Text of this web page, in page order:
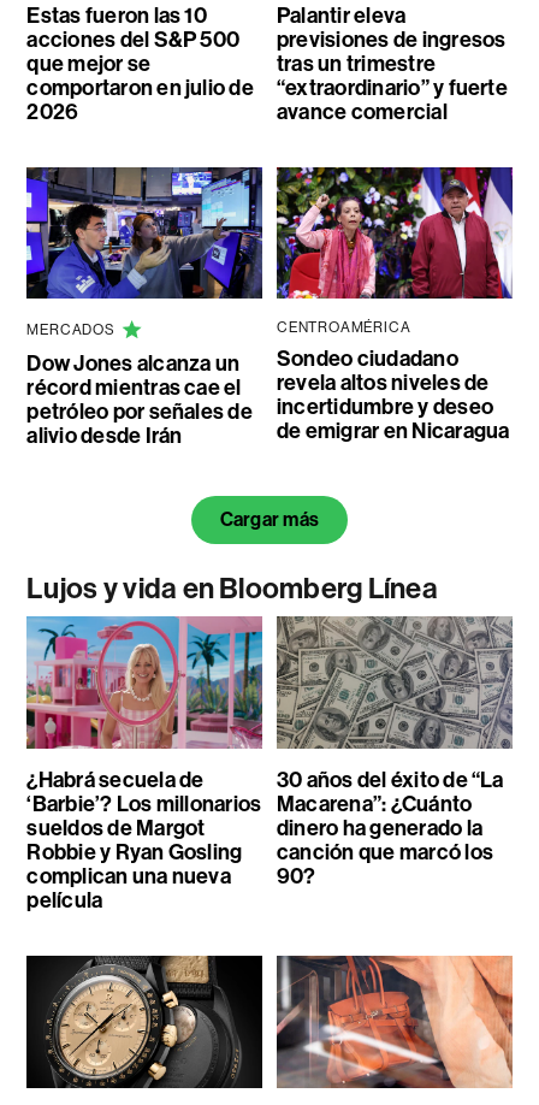
Estas fueron las 10
acciones del S&P 500
que mejor se
comportaron en julio de
2026
Palantir eleva
previsiones de ingresos
tras un trimestre
“extraordinario” y fuerte
avance comercial
MERCADOS
Dow Jones alcanza un
récord mientras cae el
petróleo por señales de
alivio desde Irán
CENTROAMÉRICA
Sondeo ciudadano
revela altos niveles de
incertidumbre y deseo
de emigrar en Nicaragua
Cargar más
Lujos y vida en Bloomberg Línea
¿Habrá secuela de
‘Barbie’? Los millonarios
sueldos de Margot
Robbie y Ryan Gosling
complican una nueva
película
30 años del éxito de “La
Macarena”: ¿Cuánto
dinero ha generado la
canción que marcó los
90?